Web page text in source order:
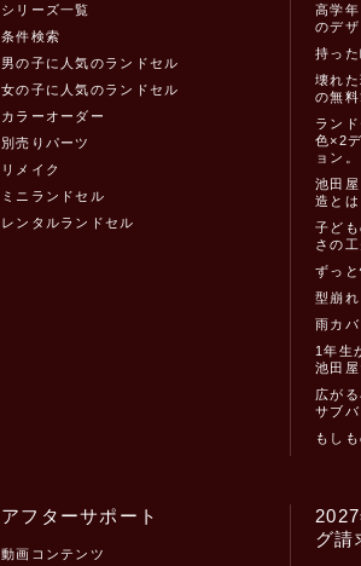
シリーズ一覧
条件検索
男の子に人気のランドセル
女の子に人気のランドセル
カラーオーダー
別売りパーツ
リメイク
ミニランドセル
レンタルランドセル
高学
のデザ
持っ
壊れ
の無料
ラン
色×2
ョン。
池田
造とは
子ど
さの
ずっ
型崩れ
雨カ
1年生
池田
広が
サブバ
もし
アフターサポート
動画コンテンツ
グ請